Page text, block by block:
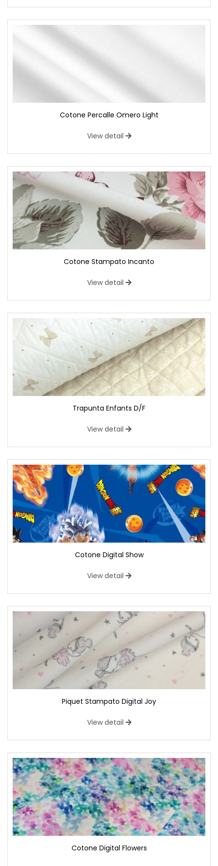
Cotone Percalle Omero Light
View detail
Cotone Stampato Incanto
View detail
Trapunta Enfants D/F
View detail
Cotone Digital Show
View detail
Piquet Stampato Digital Joy
View detail
Cotone Digital Flowers